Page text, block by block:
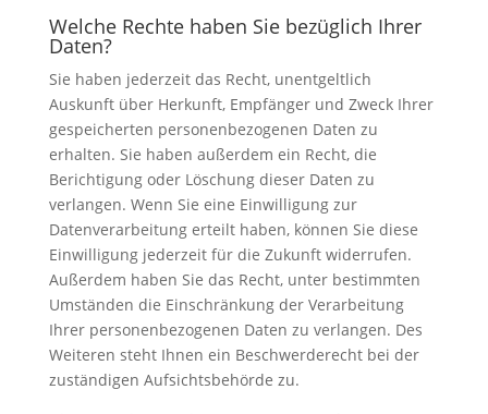
Welche Rechte haben Sie bezüglich Ihrer
Daten?
Sie haben jederzeit das Recht, unentgeltlich
Auskunft über Herkunft, Empfänger und Zweck Ihrer
gespeicherten personenbezogenen Daten zu
erhalten. Sie haben außerdem ein Recht, die
Berichtigung oder Löschung dieser Daten zu
verlangen. Wenn Sie eine Einwilligung zur
Datenverarbeitung erteilt haben, können Sie diese
Einwilligung jederzeit für die Zukunft widerrufen.
Außerdem haben Sie das Recht, unter bestimmten
Umständen die Einschränkung der Verarbeitung
Ihrer personenbezogenen Daten zu verlangen. Des
Weiteren steht Ihnen ein Beschwerderecht bei der
zuständigen Aufsichtsbehörde zu.